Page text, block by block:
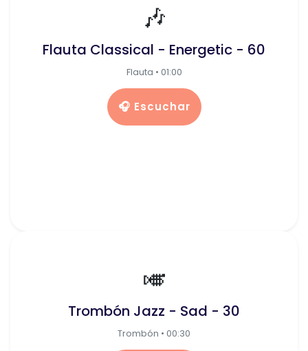
🎶
Flauta Classical - Energetic - 60
Flauta • 01:00
🎧 Escuchar
🎺
Trombón Jazz - Sad - 30
Trombón • 00:30